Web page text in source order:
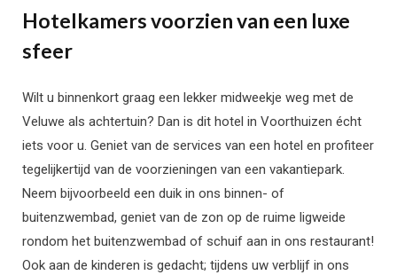
Hotelkamers voorzien van een luxe
sfeer
Wilt u binnenkort graag een lekker midweekje weg met de
Veluwe als achtertuin? Dan is dit hotel in Voorthuizen écht
iets voor u. Geniet van de services van een hotel en profiteer
tegelijkertijd van de voorzieningen van een vakantiepark.
Neem bijvoorbeeld een duik in ons binnen- of
buitenzwembad, geniet van de zon op de ruime ligweide
rondom het buitenzwembad of schuif aan in ons restaurant!
Ook aan de kinderen is gedacht; tijdens uw verblijf in ons